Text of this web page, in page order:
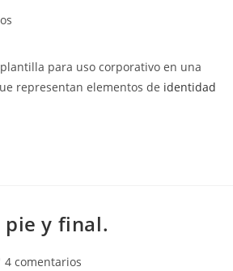
para uso corporativo en una
representan elementos de identidad
pie y final.
4 comentarios